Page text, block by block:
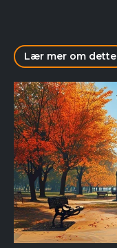
Lær mer om dette